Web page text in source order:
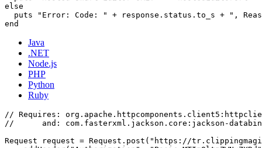
else
puts "Error: Code: " + response.status.to_s + ",
Java
.NET
Node.js
PHP
Python
Ruby
// Requires:
//      and: com.fasterxml.jackson.core:jackson-
Request request = Request.post("https://